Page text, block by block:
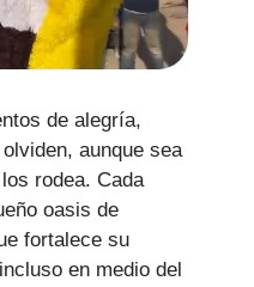
de alegría,
aunque sea
rodea. Cada
oasis de
fortalece su
en medio del